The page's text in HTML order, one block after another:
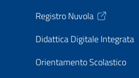
Registro Nuvola
Didattica Digitale Integrata
Orientamento Scolastico